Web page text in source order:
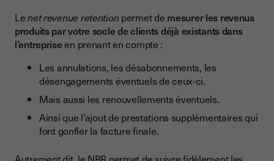
Lenet revenue retentionpermet de mesurer les revenus
produits par votre socle de clients déjà existants dans
l’entrepriseen prenant en compte :
Les annulations, les désabonnements, les
désengagements éventuels de ceux-ci.
Mais aussi les renouvellements éventuels.
Ainsi que l’ajout de prestations supplémentaires qui
font gonfler la facture finale.